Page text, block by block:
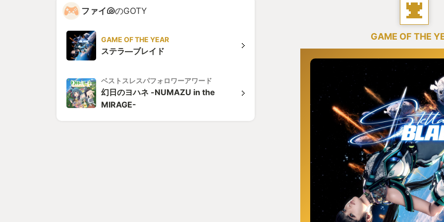
ファイ🐚のGOTY
GAME OF THE YEAR
ステラ―ブレイド
ベストスレスパフォロワーアワード
幻日のヨハネ -NUMAZU in the
MIRAGE-
GAME OF THE